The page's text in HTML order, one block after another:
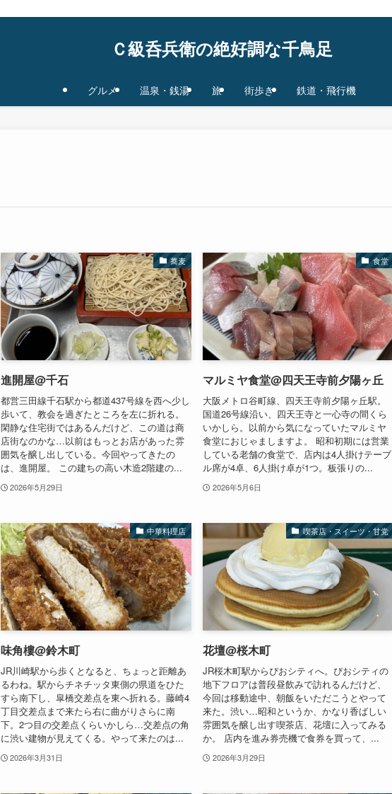
Ｃ級呑兵衛の絶好調な千鳥足
グルメ 温泉・銭湯 旅 街歩き 鉄道・飛行機
蕎麦
進開屋@千石
都営三田線千石駅から都道437号線を西へ少し
歩いて、教会を過ぎたところを左に折れる。
閑静な住宅街ではあるんだけど、この道は商
店街なのかな…以前はもっとお店があった雰
囲気を醸し出している。今回やってきたの
は、進開屋。 この建ちの高い木造2階建の...
2026年5月29日
食堂
マルミヤ食堂@四天王寺前夕陽ヶ丘
大阪メトロ谷町線、四天王寺前夕陽ヶ丘駅。
国道26号線沿い、四天王寺と一心寺の間くら
いかしら。以前から気になっていたマルミヤ
食堂におじゃましますよ。 昭和初期には営業
している老舗の食堂で、店内は4人掛けテーブ
ル席が4卓、6人掛け卓が1つ。板張りの...
2026年5月6日
中華料理店
味角樓@鈴木町
JR川崎駅から歩くとなると、ちょっと距離あ
るわね。駅からチネチッタ東側の県道をひた
すら南下し、皐橋交差点を東へ折れる。藤崎4
丁目交差点まで来たら右に曲がりさらに南
下。2つ目の交差点くらいかしら…交差点の角
に渋い建物が見えてくる。やって来たのは...
2026年3月31日
喫茶店・スイーツ・甘党
花壇@桜木町
JR桜木町駅からぴおシティへ。ぴおシティの
地下フロアは普段昼飲みで訪れるんだけど、
今回は移動途中、朝飯をいただこうとやって
来た。渋い…昭和というか、かなり香ばしい
雰囲気を醸し出す喫茶店、花壇に入ってみる
か。 店内を進み券売機で食券を買って、...
2026年3月29日